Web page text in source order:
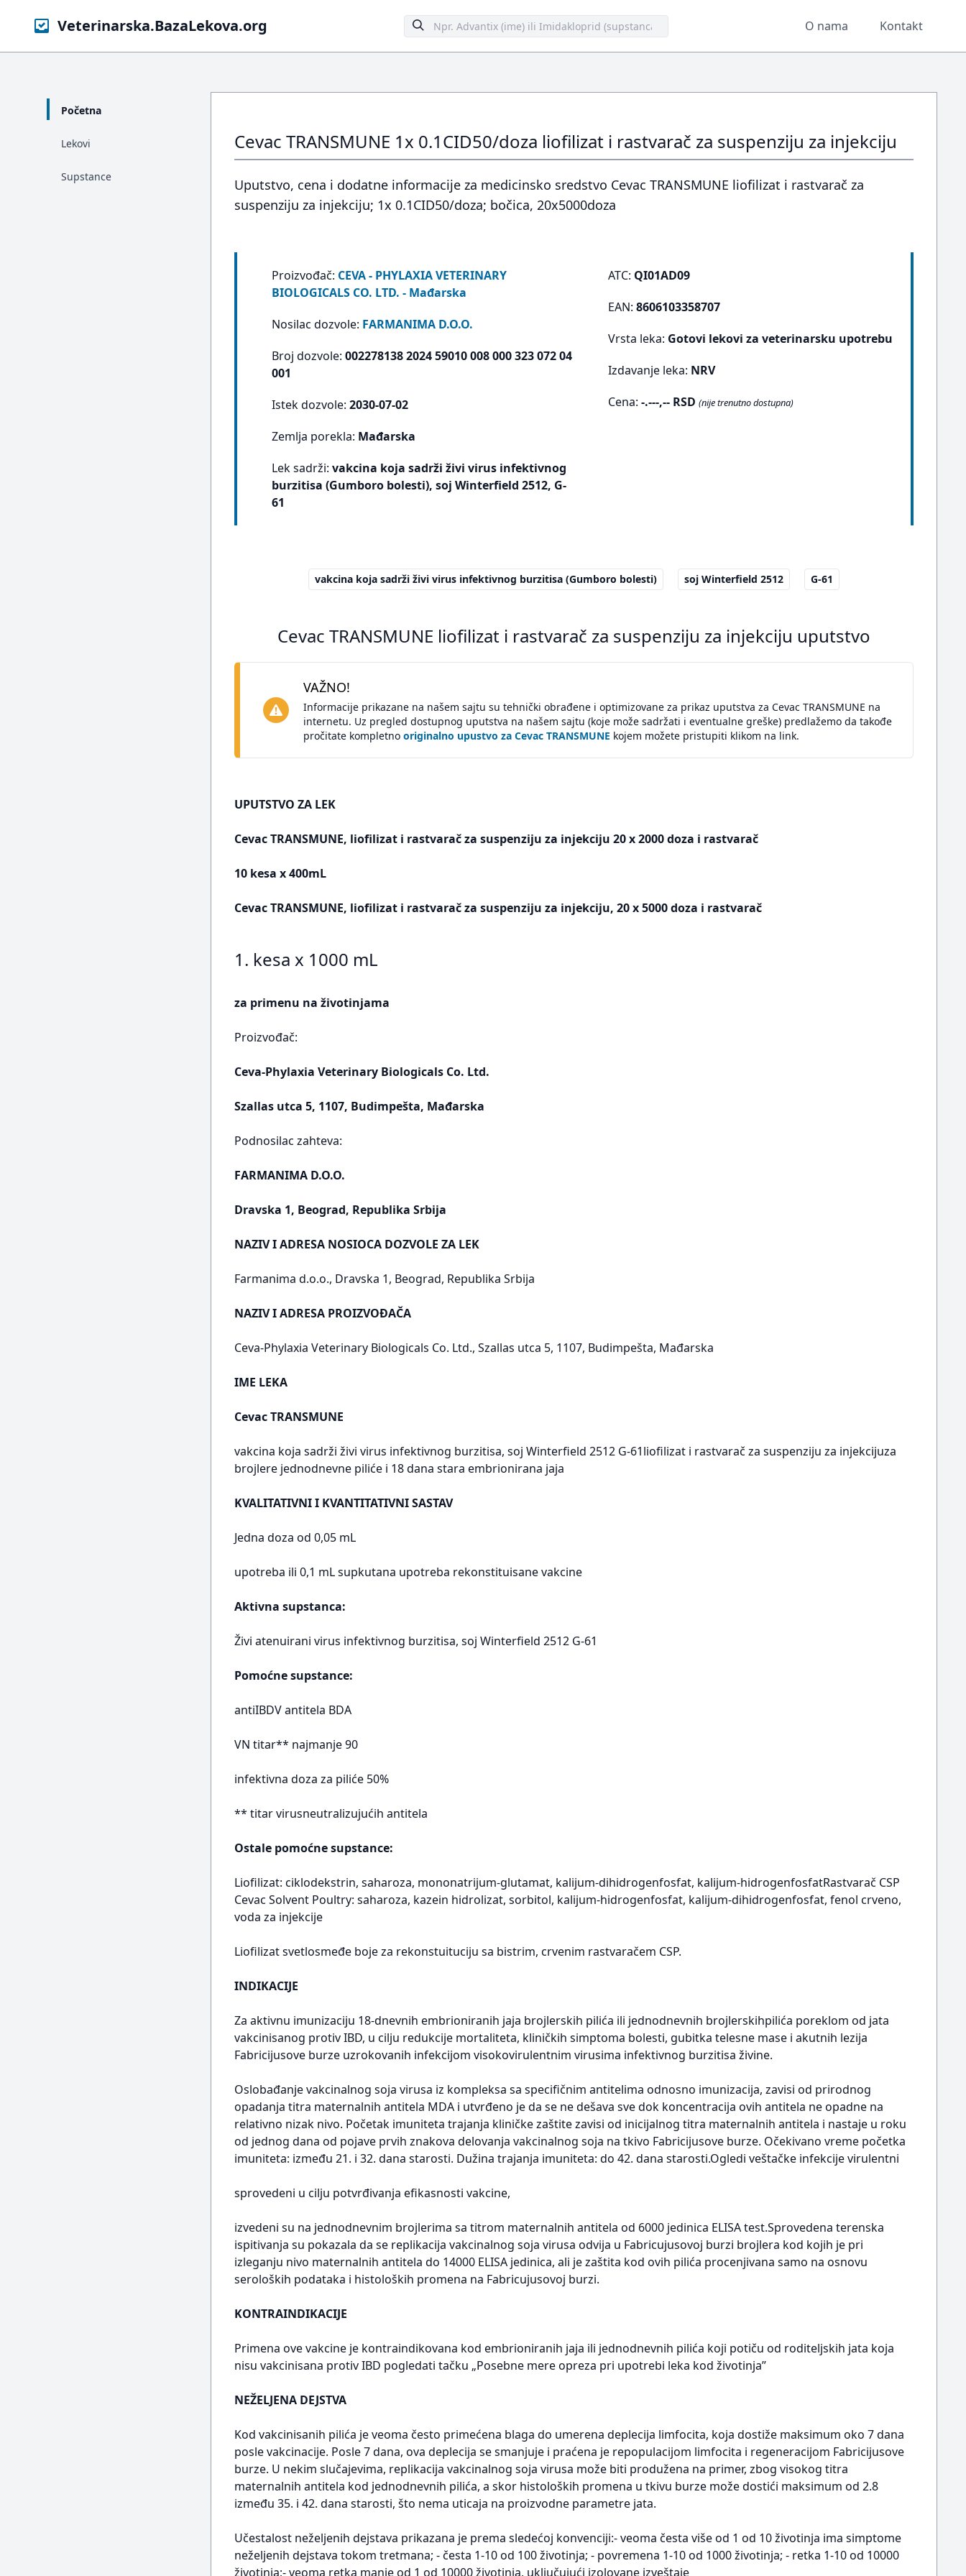
Veterinarska.BazaLekova.org O nama Kontakt
Početna
Lekovi
Supstance
Cevac TRANSMUNE 1x 0.1CID50/doza liofilizat i rastvarač za suspenziju za injekciju
Uputstvo, cena i dodatne informacije za medicinsko sredstvo Cevac TRANSMUNE liofilizat i rastvarač za
suspenziju za injekciju; 1x 0.1CID50/doza; bočica, 20x5000doza
Proizvođač: CEVA - PHYLAXIA VETERINARY
BIOLOGICALS CO. LTD. - Mađarska
Nosilac dozvole: FARMANIMA D.O.O.
Broj dozvole: 002278138 2024 59010 008 000 323 072 04
001
Istek dozvole: 2030-07-02
Zemlja porekla: Mađarska
Lek sadrži: vakcina koja sadrži živi virus infektivnog
burzitisa (Gumboro bolesti), soj Winterfield 2512, G-
61
ATC: QI01AD09
EAN:8606103358707
Vrsta leka: Gotovi lekovi za veterinarsku upotrebu
Izdavanje leka: NRV
Cena:-.---,-- RSD (nije trenutno dostupna)
vakcina koja sadrži živi virus infektivnog burzitisa (Gumboro bolesti) soj Winterfield 2512 G-61
Cevac TRANSMUNE liofilizat i rastvarač za suspenziju za injekciju uputstvo
VAŽNO!
Informacije prikazane na našem sajtu su tehnički obrađene i optimizovane za prikaz uputstva za Cevac TRANSMUNE na
internetu. Uz pregled dostupnog uputstva na našem sajtu (koje može sadržati i eventualne greške) predlažemo da takođe
pročitate kompletno originalno upustvo za Cevac TRANSMUNE kojem možete pristupiti klikom na link.
UPUTSTVO ZA LEK
Cevac TRANSMUNE, liofilizat i rastvarač za suspenziju za injekciju 20 x 2000 doza i rastvarač
10 kesa x 400mL
Cevac TRANSMUNE, liofilizat i rastvarač za suspenziju za injekciju, 20 x 5000 doza i rastvarač
1. kesa x 1000 mL
za primenu na životinjama
Proizvođač:
Ceva-Phylaxia Veterinary Biologicals Co. Ltd.
Szallas utca 5, 1107, Budimpešta, Mađarska
Podnosilac zahteva:
FARMANIMA D.O.O.
Dravska 1, Beograd, Republika Srbija
NAZIV I ADRESA NOSIOCA DOZVOLE ZA LEK
Farmanima d.o.o., Dravska 1, Beograd, Republika Srbija
NAZIV I ADRESA PROIZVOĐAČA
Ceva-Phylaxia Veterinary Biologicals Co. Ltd., Szallas utca 5, 1107, Budimpešta, Mađarska
IME LEKA
Cevac TRANSMUNE
vakcina koja sadrži živi virus infektivnog burzitisa, soj Winterfield 2512 G-61liofilizat i rastvarač za suspenziju za injekcijuza
brojlere jednodnevne piliće i 18 dana stara embrionirana jaja
KVALITATIVNI I KVANTITATIVNI SASTAV
Jedna doza od 0,05 mL
upotreba ili 0,1 mL supkutana upotreba rekonstituisane vakcine
Aktivna supstanca:
Živi atenuirani virus infektivnog burzitisa, soj Winterfield 2512 G-61
Pomoćne supstance:
antiIBDV antitela BDA
VN titar** najmanje 90
infektivna doza za piliće 50%
** titar virusneutralizujućih antitela
Ostale pomoćne supstance:
Liofilizat: ciklodekstrin, saharoza, mononatrijum-glutamat, kalijum-dihidrogenfosfat, kalijum-hidrogenfosfatRastvarač CSP
Cevac Solvent Poultry: saharoza, kazein hidrolizat, sorbitol, kalijum-hidrogenfosfat, kalijum-dihidrogenfosfat, fenol crveno,
voda za injekcije
Liofilizat svetlosmeđe boje za rekonstuituciju sa bistrim, crvenim rastvaračem CSP.
INDIKACIJE
Za aktivnu imunizaciju 18-dnevnih embrioniranih jaja brojlerskih pilića ili jednodnevnih brojlerskihpilića poreklom od jata
vakcinisanog protiv IBD, u cilju redukcije mortaliteta, kliničkih simptoma bolesti, gubitka telesne mase i akutnih lezija
Fabricijusove burze uzrokovanih infekcijom visokovirulentnim virusima infektivnog burzitisa živine.
Oslobađanje vakcinalnog soja virusa iz kompleksa sa specifičnim antitelima odnosno imunizacija, zavisi od prirodnog
opadanja titra maternalnih antitela MDA i utvrđeno je da se ne dešava sve dok koncentracija ovih antitela ne opadne na
relativno nizak nivo. Početak imuniteta trajanja kliničke zaštite zavisi od inicijalnog titra maternalnih antitela i nastaje u roku
od jednog dana od pojave prvih znakova delovanja vakcinalnog soja na tkivo Fabricijusove burze. Očekivano vreme početka
imuniteta: između 21. i 32. dana starosti. Dužina trajanja imuniteta: do 42. dana starosti.Ogledi veštačke infekcije virulentni
sprovedeni u cilju potvrđivanja efikasnosti vakcine,
izvedeni su na jednodnevnim brojlerima sa titrom maternalnih antitela od 6000 jedinica ELISA test.Sprovedena terenska
ispitivanja su pokazala da se replikacija vakcinalnog soja virusa odvija u Fabricujusovoj burzi brojlera kod kojih je pri
izleganju nivo maternalnih antitela do 14000 ELISA jedinica, ali je zaštita kod ovih pilića procenjivana samo na osnovu
seroloških podataka i histoloških promena na Fabricujusovoj burzi.
KONTRAINDIKACIJE
Primena ove vakcine je kontraindikovana kod embrioniranih jaja ili jednodnevnih pilića koji potiču od roditeljskih jata koja
nisu vakcinisana protiv IBD pogledati tačku „Posebne mere opreza pri upotrebi leka kod životinja”
NEŽELJENA DEJSTVA
Kod vakcinisanih pilića je veoma često primećena blaga do umerena deplecija limfocita, koja dostiže maksimum oko 7 dana
posle vakcinacije. Posle 7 dana, ova deplecija se smanjuje i praćena je repopulacijom limfocita i regeneracijom Fabricijusove
burze. U nekim slučajevima, replikacija vakcinalnog soja virusa može biti produžena na primer, zbog visokog titra
maternalnih antitela kod jednodnevnih pilića, a skor histoloških promena u tkivu burze može dostići maksimum od 2.8
između 35. i 42. dana starosti, što nema uticaja na proizvodne parametre jata.
Učestalost neželjenih dejstava prikazana je prema sledećoj konvenciji:- veoma česta više od 1 od 10 životinja ima simptome
neželjenih dejstava tokom tretmana; - česta 1-10 od 100 životinja; - povremena 1-10 od 1000 životinja; - retka 1-10 od 10000
životinja;- veoma retka manje od 1 od 10000 životinja, uključujući izolovane izveštaje